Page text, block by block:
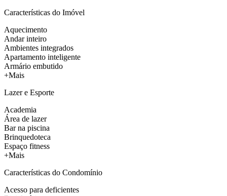
Características do Imóvel
Aquecimento
Andar inteiro
Ambientes integrados
Apartamento inteligente
Armário embutido
+Mais
Lazer e Esporte
Academia
Área de lazer
Bar na piscina
Brinquedoteca
Espaço fitness
+Mais
Características do Condomínio
Acesso para deficientes